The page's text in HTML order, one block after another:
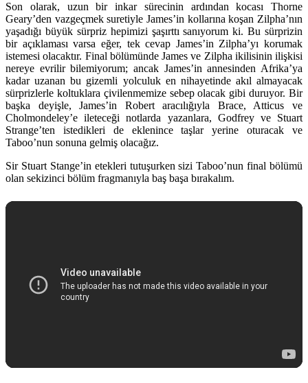
Son olarak, uzun bir inkar sürecinin ardından kocası Thorne
Geary’den vazgeçmek suretiyle James’in kollarına koşan Zilpha’nın
yaşadığı büyük sürpriz hepimizi şaşırttı sanıyorum ki. Bu sürprizin
bir açıklaması varsa eğer, tek cevap James’in Zilpha’yı korumak
istemesi olacaktır. Final bölümünde James ve Zilpha ikilisinin ilişkisi
nereye evrilir bilemiyorum; ancak James’in annesinden Afrika’ya
kadar uzanan bu gizemli yolculuk en nihayetinde akıl almayacak
sürprizlerle koltuklara çivilenmemize sebep olacak gibi duruyor. Bir
başka deyişle, James’in Robert aracılığıyla Brace, Atticus ve
Cholmondeley’e ileteceği notlarda yazanlara, Godfrey ve Stuart
Strange’ten istedikleri de eklenince taşlar yerine oturacak ve
Taboo’nun sonuna gelmiş olacağız.
Sir Stuart Stange’in etekleri tutuşurken sizi Taboo’nun final bölümü
olan sekizinci bölüm fragmanıyla baş başa bırakalım.